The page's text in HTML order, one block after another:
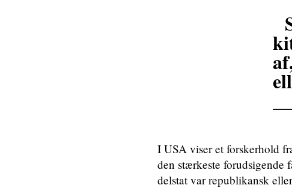
I USA viser et forskerhold
den stærkeste
delstat var republikansk